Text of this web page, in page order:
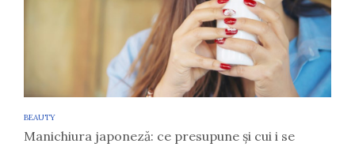
BEAUTY
Manichiura japoneză: ce presupune și cui i se